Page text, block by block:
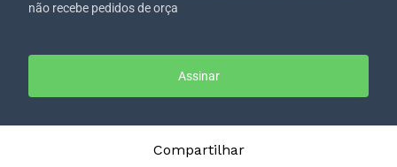
não recebe pedidos de orça
Assinar
Compartilhar